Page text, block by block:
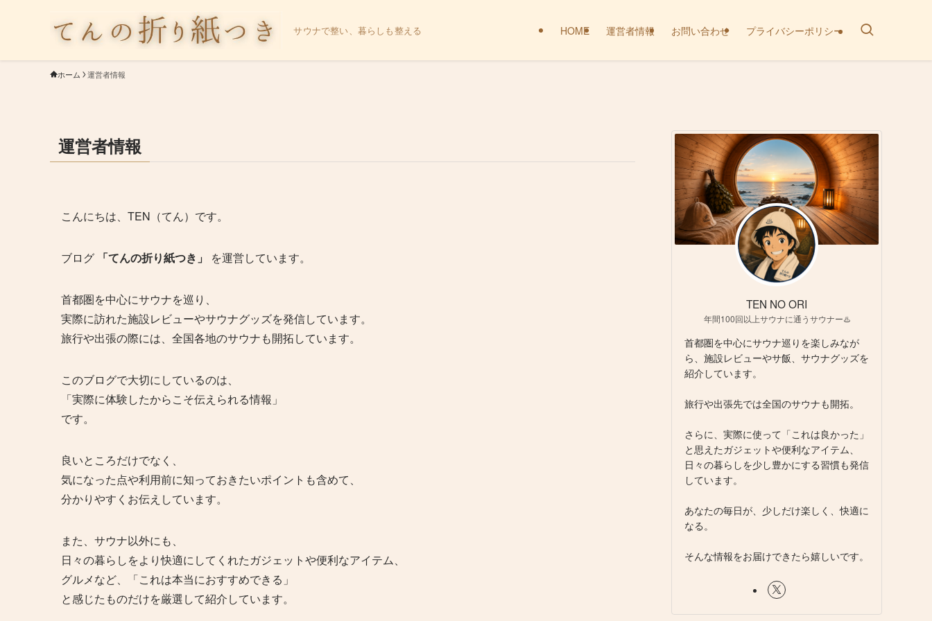
サウナで整い、暮らしも整える HOME 運営者情報 お問い合わせ プライバシーポリシー
ホーム 運営者情報
運営者情報
こんにちは、TEN（てん）です。
ブログ 「てんの折り紙つき」 を運営しています。
首都圏を中心にサウナを巡り、
実際に訪れた施設レビューやサウナグッズを発信しています。
旅行や出張の際には、全国各地のサウナも開拓しています。
このブログで大切にしているのは、
「実際に体験したからこそ伝えられる情報」
です。
良いところだけでなく、
気になった点や利用前に知っておきたいポイントも含めて、
分かりやすくお伝えしています。
また、サウナ以外にも、
日々の暮らしをより快適にしてくれたガジェットや便利なアイテム、
グルメなど、「これは本当におすすめできる」
と感じたものだけを厳選して紹介しています。
TEN NO ORI
年間100回以上サウナに通うサウナー♨️
首都圏を中心にサウナ巡りを楽しみなが
ら、施設レビューやサ飯、サウナグッズを
紹介しています。
旅行や出張先では全国のサウナも開拓。
さらに、実際に使って「これは良かった」
と思えたガジェットや便利なアイテム、
日々の暮らしを少し豊かにする習慣も発信
しています。
あなたの毎日が、少しだけ楽しく、快適に
なる。
そんな情報をお届けできたら嬉しいです。